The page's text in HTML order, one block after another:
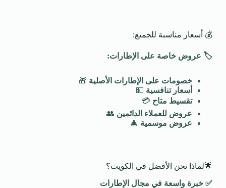
💰 أسعار مناسبة للجميع:
🏷️ عروض خاصة على الإطارات:
خصومات على الإطارات الأصلية 🎁
أسعار تنافسية 💵
تقسيط متاح 💳
عروض للعملاء الدائمين 👥
عروض موسمية 🎄
🌟لماذا نحن الأفضل في الكويت؟
✅ خبرة واسعة في مجال الإطارات